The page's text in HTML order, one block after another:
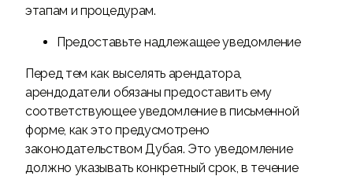
этапам и процедурам.
Предоставьте надлежащее уведомление
Перед тем как выселять арендатора,
арендодатели обязаны предоставить ему
соответствующее уведомление в письменной
форме, как это предусмотрено
законодательством Дубая. Это уведомление
должно указывать конкретный срок, в течение